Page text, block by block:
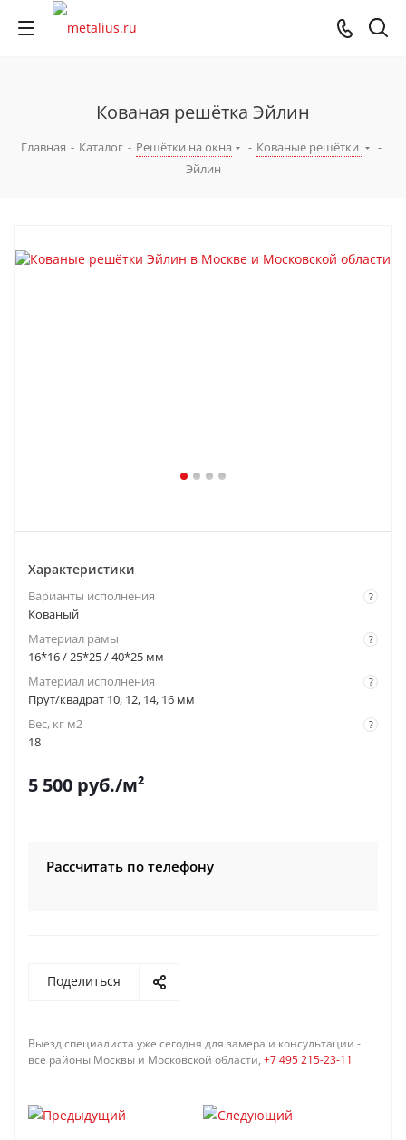
Кованая решётка Эйлин
Главная - Каталог - Решётки на окна - Кованые решётки
-
Эйлин
Характеристики
?
Варианты исполнения
Кованый
?
Материал рамы
16*16 / 25*25 / 40*25 мм
?
Материал исполнения
Прут/квадрат 10, 12, 14, 16 мм
?
Вес, кг м2
18
5 500 руб./м²
Рассчитать по телефону
Поделиться
Выезд специалиста уже сегодня для замера и консультации -
все районы Москвы и Московской области, +7 495 215-23-11